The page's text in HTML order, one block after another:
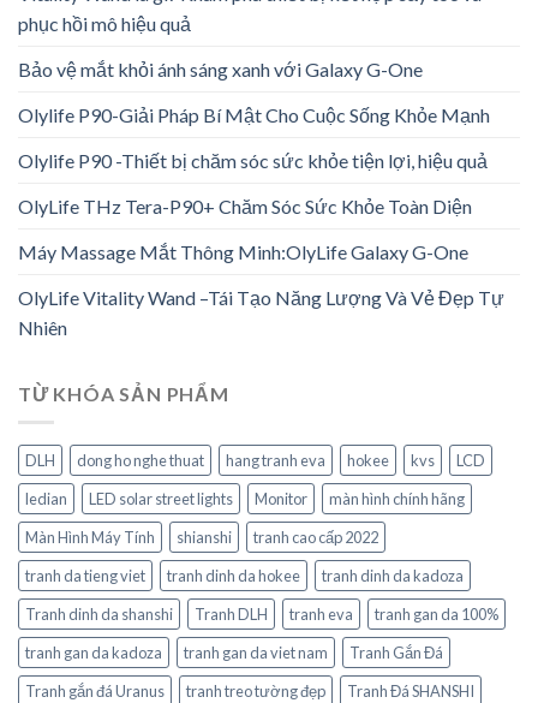
phục hồi mô hiệu quả
Bảo vệ mắt khỏi ánh sáng xanh với Galaxy G-One
Olylife P90-Giải Pháp Bí Mật Cho Cuộc Sống Khỏe Mạnh
Olylife P90 -Thiết bị chăm sóc sức khỏe tiện lợi, hiệu quả
OlyLife THz Tera-P90+ Chăm Sóc Sức Khỏe Toàn Diện
Máy Massage Mắt Thông Minh:OlyLife Galaxy G-One
OlyLife Vitality Wand –Tái Tạo Năng Lượng Và Vẻ Đẹp Tự
Nhiên
TỪ KHÓA SẢN PHẨM
DLH dong ho nghe thuat hang tranh eva hokee kvs
LCD
ledian
LED solar street lights Monitor
màn hình chính hãng
Màn Hình Máy Tính
shianshi
tranh cao cấp 2022
tranh da tieng viet
tranh dinh da hokee
tranh dinh da kadoza
Tranh dinh da shanshi
Tranh DLH tranh eva
tranh gan da 100%
tranh gan da kadoza
tranh gan da viet nam
Tranh Gắn Đá
Tranh gắn đá Uranus
tranh treo tường đẹp
Tranh Đá SHANSHI